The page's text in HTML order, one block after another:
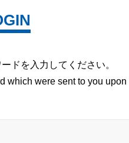
ドを 入力してください。
which were sent to you upon